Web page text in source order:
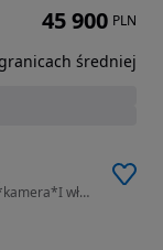
998 cm3 • 72 KM • Salon PL*Bezwyp*Klimatronik*kamera*I właścicel* NAWI*Ledy
45 900 PLN
średniej